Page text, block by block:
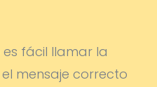
fácil llamar la
mensaje correcto